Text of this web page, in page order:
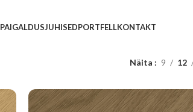
PAIGALDUSJUHISEDPORTFELLKONTAKT
Näita 9 12